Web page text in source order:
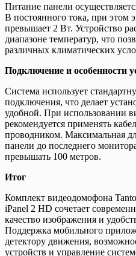
Питание панели
В постоянного тока, при этом
превышает 2 Вт. Устройство
диапазоне температур, что
различных климатических
Подключение и особенности
Система использует
подключения, что делает
удобной. При использовании
рекомендуется применять
проводником. Максимальная
панели до последнего
превышать 100 метров.
Итог
Комплект видеодомофона
iPanel 2 HD сочетает
качество изображения и
Поддержка мобильного
детектору движения,
устройств и управление